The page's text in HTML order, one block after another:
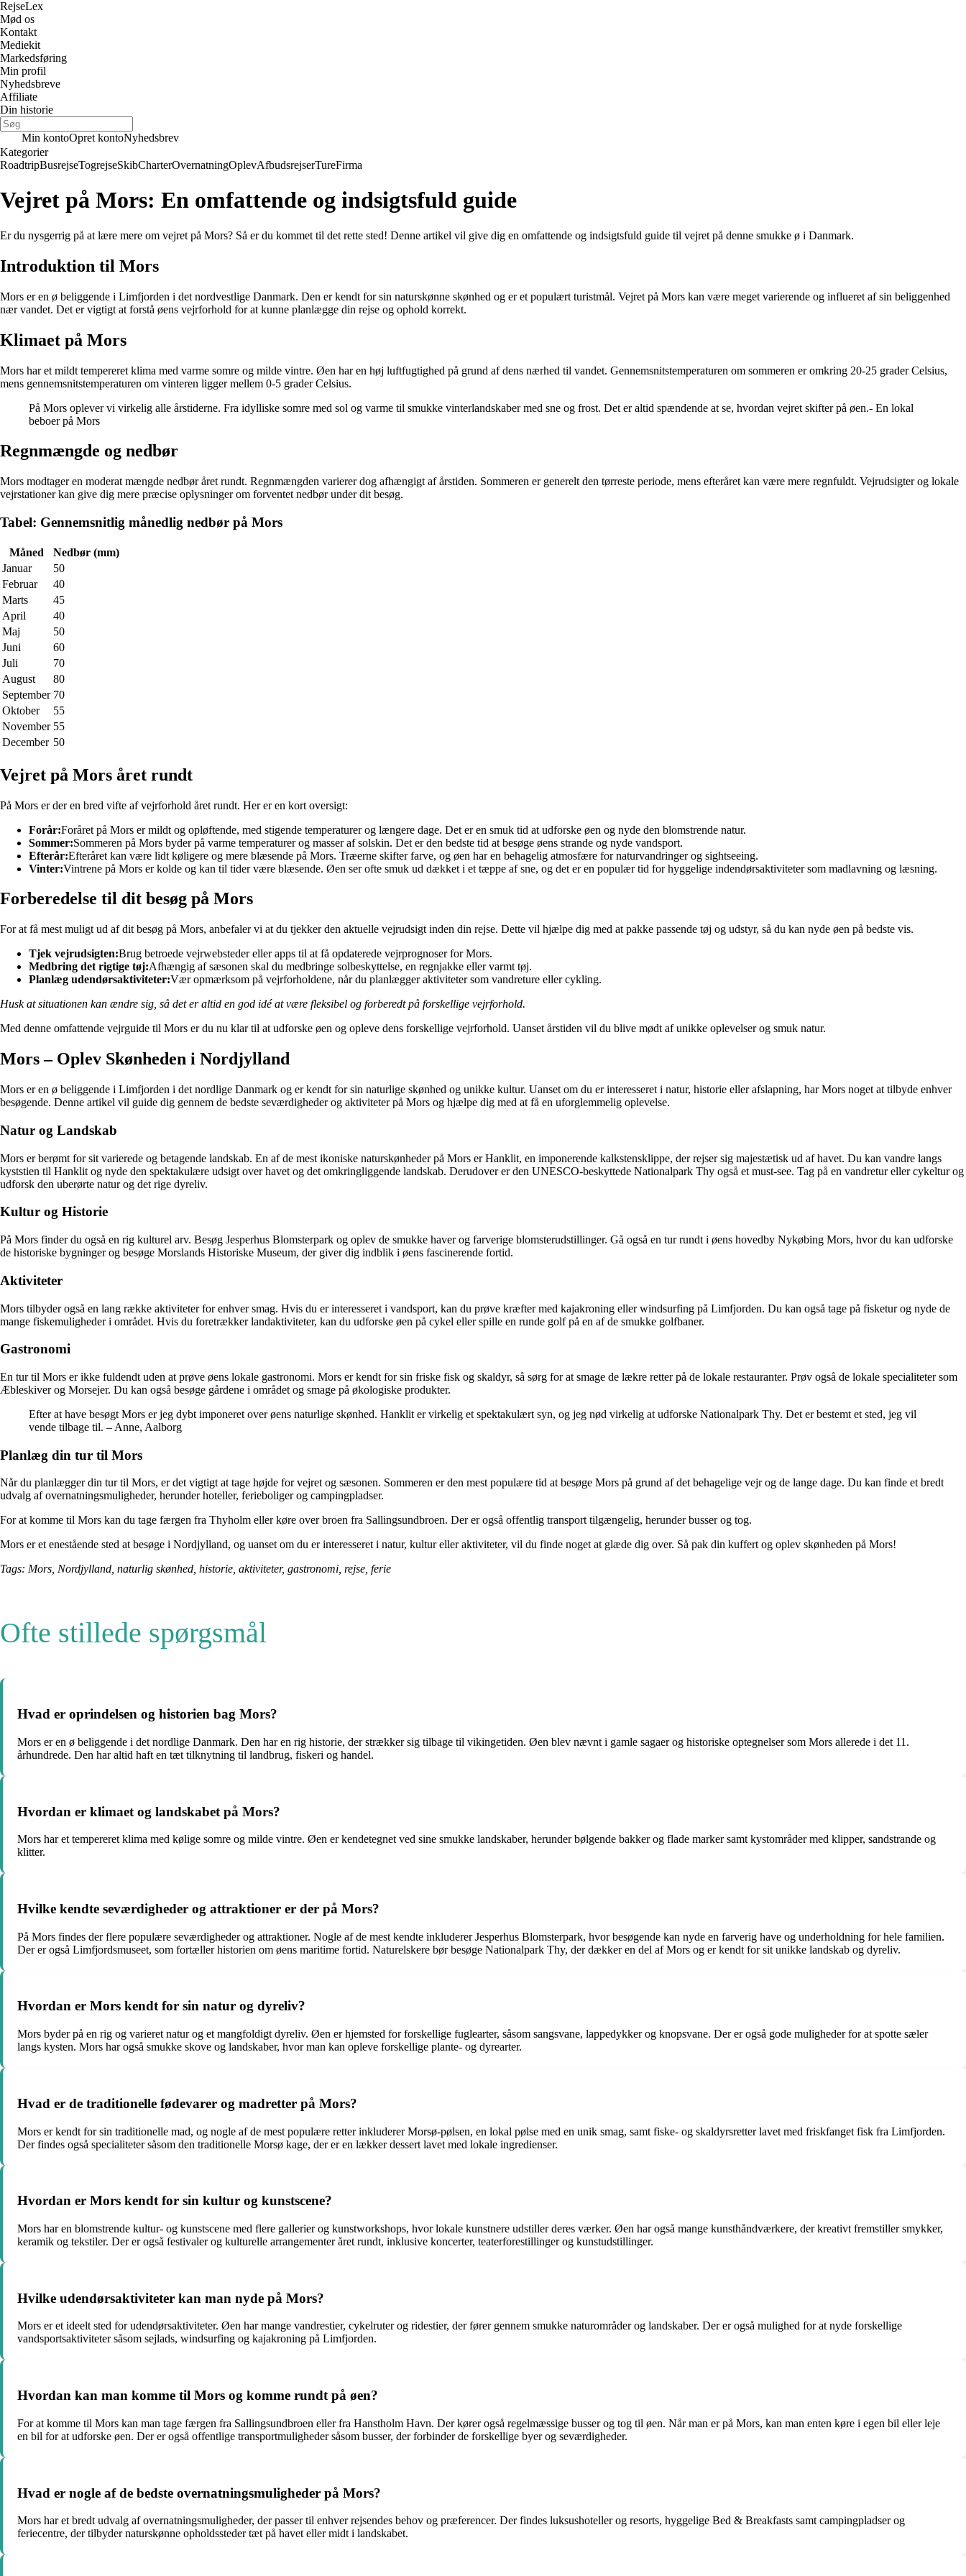
RejseLex
Mød os
Kontakt
Mediekit
Markedsføring
Min profil
Nyhedsbreve
Affiliate
Din historie
Min kontoOpret kontoNyhedsbrev
Kategorier
RoadtripBusrejseTogrejseSkibCharterOvernatningOplevAfbudsrejserTureFirma
Vejret på Mors: En omfattende og indsigtsfuld guide
Er du nysgerrig på at lære mere om vejret på Mors? Så er du kommet til det rette sted! Denne artikel vil give dig en omfattende og indsigtsfuld guide til vejret på denne smukke ø i Danmark.
Introduktion til Mors
Mors er en ø beliggende i Limfjorden i det nordvestlige Danmark. Den er kendt for sin naturskønne skønhed og er et populært turistmål. Vejret på Mors kan være meget varierende og influeret af sin beliggenhed
nær vandet. Det er vigtigt at forstå øens vejrforhold for at kunne planlægge din rejse og ophold korrekt.
Klimaet på Mors
Mors har et mildt tempereret klima med varme somre og milde vintre. Øen har en høj luftfugtighed på grund af dens nærhed til vandet. Gennemsnitstemperaturen om sommeren er omkring 20-25 grader Celsius,
mens gennemsnitstemperaturen om vinteren ligger mellem 0-5 grader Celsius.
På Mors oplever vi virkelig alle årstiderne. Fra idylliske somre med sol og varme til smukke vinterlandskaber med sne og frost. Det er altid spændende at se, hvordan vejret skifter på øen.- En lokal
beboer på Mors
Regnmængde og nedbør
Mors modtager en moderat mængde nedbør året rundt. Regnmængden varierer dog afhængigt af årstiden. Sommeren er generelt den tørreste periode, mens efteråret kan være mere regnfuldt. Vejrudsigter og lokale
vejrstationer kan give dig mere præcise oplysninger om forventet nedbør under dit besøg.
Tabel: Gennemsnitlig månedlig nedbør på Mors
Måned
Nedbør (mm)
Januar
50
Februar
40
Marts
45
April
40
Maj
50
Juni
60
Juli
70
August
80
September 70
Oktober
55
November 55
December 50
Vejret på Mors året rundt
På Mors er der en bred vifte af vejrforhold året rundt. Her er en kort oversigt:
Forår:Foråret på Mors er mildt og opløftende, med stigende temperaturer og længere dage. Det er en smuk tid at udforske øen og nyde den blomstrende natur.
Sommer:Sommeren på Mors byder på varme temperaturer og masser af solskin. Det er den bedste tid at besøge øens strande og nyde vandsport.
Efterår:Efteråret kan være lidt køligere og mere blæsende på Mors. Træerne skifter farve, og øen har en behagelig atmosfære for naturvandringer og sightseeing.
Vinter:Vintrene på Mors er kolde og kan til tider være blæsende. Øen ser ofte smuk ud dækket i et tæppe af sne, og det er en populær tid for hyggelige indendørsaktiviteter som madlavning og læsning.
Forberedelse til dit besøg på Mors
For at få mest muligt ud af dit besøg på Mors, anbefaler vi at du tjekker den aktuelle vejrudsigt inden din rejse. Dette vil hjælpe dig med at pakke passende tøj og udstyr, så du kan nyde øen på bedste vis.
Tjek vejrudsigten:Brug betroede vejrwebsteder eller apps til at få opdaterede vejrprognoser for Mors.
Medbring det rigtige tøj:Afhængig af sæsonen skal du medbringe solbeskyttelse, en regnjakke eller varmt tøj.
Planlæg udendørsaktiviteter:Vær opmærksom på vejrforholdene, når du planlægger aktiviteter som vandreture eller cykling.
Husk at situationen kan ændre sig, så det er altid en god idé at være fleksibel og forberedt på forskellige vejrforhold.
Med denne omfattende vejrguide til Mors er du nu klar til at udforske øen og opleve dens forskellige vejrforhold. Uanset årstiden vil du blive mødt af unikke oplevelser og smuk natur.
Mors – Oplev Skønheden i Nordjylland
Mors er en ø beliggende i Limfjorden i det nordlige Danmark og er kendt for sin naturlige skønhed og unikke kultur. Uanset om du er interesseret i natur, historie eller afslapning, har Mors noget at tilbyde enhver
besøgende. Denne artikel vil guide dig gennem de bedste seværdigheder og aktiviteter på Mors og hjælpe dig med at få en uforglemmelig oplevelse.
Natur og Landskab
Mors er berømt for sit varierede og betagende landskab. En af de mest ikoniske naturskønheder på Mors er Hanklit, en imponerende kalkstensklippe, der rejser sig majestætisk ud af havet. Du kan vandre langs
kyststien til Hanklit og nyde den spektakulære udsigt over havet og det omkringliggende landskab. Derudover er den UNESCO-beskyttede Nationalpark Thy også et must-see. Tag på en vandretur eller cykeltur og
udforsk den uberørte natur og det rige dyreliv.
Kultur og Historie
På Mors finder du også en rig kulturel arv. Besøg Jesperhus Blomsterpark og oplev de smukke haver og farverige blomsterudstillinger. Gå også en tur rundt i øens hovedby Nykøbing Mors, hvor du kan udforske
de historiske bygninger og besøge Morslands Historiske Museum, der giver dig indblik i øens fascinerende fortid.
Aktiviteter
Mors tilbyder også en lang række aktiviteter for enhver smag. Hvis du er interesseret i vandsport, kan du prøve kræfter med kajakroning eller windsurfing på Limfjorden. Du kan også tage på fisketur og nyde de
mange fiskemuligheder i området. Hvis du foretrækker landaktiviteter, kan du udforske øen på cykel eller spille en runde golf på en af ​​de smukke golfbaner.
Gastronomi
En tur til Mors er ikke fuldendt uden at prøve øens lokale gastronomi. Mors er kendt for sin friske fisk og skaldyr, så sørg for at smage de lækre retter på de lokale restauranter. Prøv også de lokale specialiteter som
Æbleskiver og Morsejer. Du kan også besøge gårdene i området og smage på økologiske produkter.
Efter at have besøgt Mors er jeg dybt imponeret over øens naturlige skønhed. Hanklit er virkelig et spektakulært syn, og jeg nød virkelig at udforske Nationalpark Thy. Det er bestemt et sted, jeg vil
vende tilbage til. – Anne, Aalborg
Planlæg din tur til Mors
Når du planlægger din tur til Mors, er det vigtigt at tage højde for vejret og sæsonen. Sommeren er den mest populære tid at besøge Mors på grund af det behagelige vejr og de lange dage. Du kan finde et bredt
udvalg af overnatningsmuligheder, herunder hoteller, ferieboliger og campingpladser.
For at komme til Mors kan du tage færgen fra Thyholm eller køre over broen fra Sallingsundbroen. Der er også offentlig transport tilgængelig, herunder busser og tog.
Mors er et enestående sted at besøge i Nordjylland, og uanset om du er interesseret i natur, kultur eller aktiviteter, vil du finde noget at glæde dig over. Så pak din kuffert og oplev skønheden på Mors!
Tags: Mors, Nordjylland, naturlig skønhed, historie, aktiviteter, gastronomi, rejse, ferie
Ofte stillede spørgsmål
Hvad er oprindelsen og historien bag Mors?
Mors er en ø beliggende i det nordlige Danmark. Den har en rig historie, der strækker sig tilbage til vikingetiden. Øen blev nævnt i gamle sagaer og historiske optegnelser som Mors allerede i det 11.
århundrede. Den har altid haft en tæt tilknytning til landbrug, fiskeri og handel.
Hvordan er klimaet og landskabet på Mors?
Mors har et tempereret klima med kølige somre og milde vintre. Øen er kendetegnet ved sine smukke landskaber, herunder bølgende bakker og flade marker samt kystområder med klipper, sandstrande og
klitter.
Hvilke kendte seværdigheder og attraktioner er der på Mors?
På Mors findes der flere populære seværdigheder og attraktioner. Nogle af de mest kendte inkluderer Jesperhus Blomsterpark, hvor besøgende kan nyde en farverig have og underholdning for hele familien.
Der er også Limfjordsmuseet, som fortæller historien om øens maritime fortid. Naturelskere bør besøge Nationalpark Thy, der dækker en del af Mors og er kendt for sit unikke landskab og dyreliv.
Hvordan er Mors kendt for sin natur og dyreliv?
Mors byder på en rig og varieret natur og et mangfoldigt dyreliv. Øen er hjemsted for forskellige fuglearter, såsom sangsvane, lappedykker og knopsvane. Der er også gode muligheder for at spotte sæler
langs kysten. Mors har også smukke skove og landskaber, hvor man kan opleve forskellige plante- og dyrearter.
Hvad er de traditionelle fødevarer og madretter på Mors?
Mors er kendt for sin traditionelle mad, og nogle af de mest populære retter inkluderer Morsø-pølsen, en lokal pølse med en unik smag, samt fiske- og skaldyrsretter lavet med friskfanget fisk fra Limfjorden.
Der findes også specialiteter såsom den traditionelle Morsø kage, der er en lækker dessert lavet med lokale ingredienser.
Hvordan er Mors kendt for sin kultur og kunstscene?
Mors har en blomstrende kultur- og kunstscene med flere gallerier og kunstworkshops, hvor lokale kunstnere udstiller deres værker. Øen har også mange kunsthåndværkere, der kreativt fremstiller smykker,
keramik og tekstiler. Der er også festivaler og kulturelle arrangementer året rundt, inklusive koncerter, teaterforestillinger og kunstudstillinger.
Hvilke udendørsaktiviteter kan man nyde på Mors?
Mors er et ideelt sted for udendørsaktiviteter. Øen har mange vandrestier, cykelruter og ridestier, der fører gennem smukke naturområder og landskaber. Der er også mulighed for at nyde forskellige
vandsportsaktiviteter såsom sejlads, windsurfing og kajakroning på Limfjorden.
Hvordan kan man komme til Mors og komme rundt på øen?
For at komme til Mors kan man tage færgen fra Sallingsundbroen eller fra Hanstholm Havn. Der kører også regelmæssige busser og tog til øen. Når man er på Mors, kan man enten køre i egen bil eller leje
en bil for at udforske øen. Der er også offentlige transportmuligheder såsom busser, der forbinder de forskellige byer og seværdigheder.
Hvad er nogle af de bedste overnatningsmuligheder på Mors?
Mors har et bredt udvalg af overnatningsmuligheder, der passer til enhver rejsendes behov og præferencer. Der findes luksushoteller og resorts, hyggelige Bed & Breakfasts samt campingpladser og
feriecentre, der tilbyder naturskønne opholdssteder tæt på havet eller midt i landskabet.